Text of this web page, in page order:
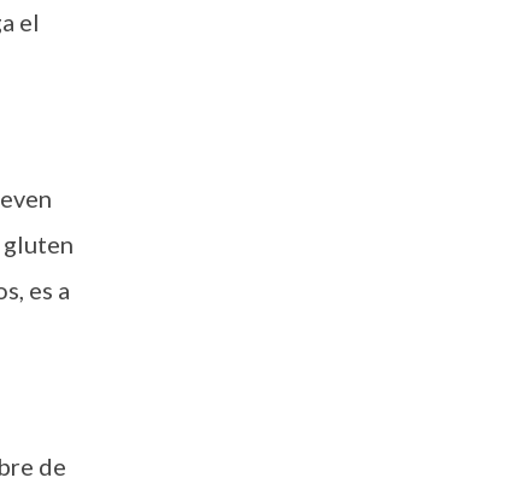
el
gluten
es a
de